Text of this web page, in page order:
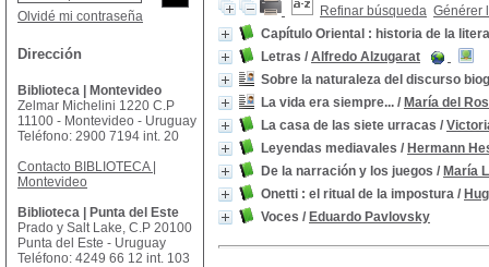
Refinar búsqueda Générer
Capítulo Oriental : historia de la
Letras / Alfredo Alzugarat
Sobre la naturaleza del discurso
La vida era siempre... / María del
La casa de las siete urracas /
Leyendas mediavales / Hermann
De la narración y los juegos / María
Onetti : el ritual de la impostura /
Voces / Eduardo Pavlovsky
Olvidé mi contraseña
Dirección
Biblioteca | Montevideo
Zelmar Michelini 1220 C.P
11100 - Montevideo - Uruguay
Teléfono: 2900 7194 int. 20
Contacto BIBLIOTECA |
Montevideo
Biblioteca | Punta del Este
Prado y Salt Lake, C.P 20100
Punta del Este - Uruguay
Teléfono: 4249 66 12 int. 103